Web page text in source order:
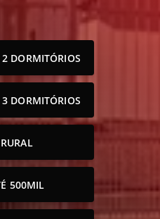
DORMITÓRIOS
DORMITÓRIOS
500MIL